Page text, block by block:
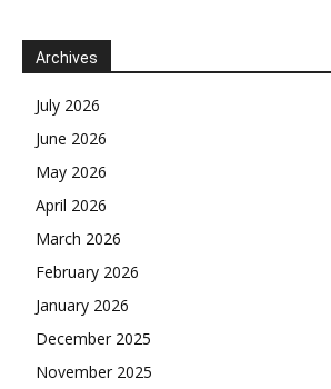
Archives
July 2026
June 2026
May 2026
April 2026
March 2026
February 2026
January 2026
December 2025
November 2025